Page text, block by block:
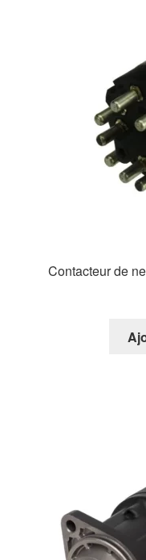
Contacteur de